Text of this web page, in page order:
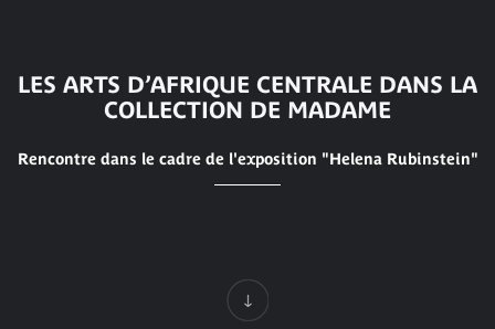
LES ARTS D’AFRIQUE CENTRALE DANS LA
COLLECTION DE MADAME
Rencontre dans le cadre de l'exposition "Helena Rubinstein"